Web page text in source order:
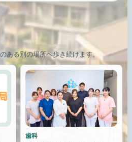
ある別の場所へ歩き続けます。
歯科